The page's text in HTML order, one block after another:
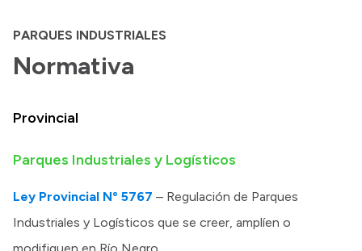
Misión
¿Qué hacemos?
Normativa
Transparencia
PARQUES INDUSTRIALES
Normativa
Provincial
Parques Industriales y Logísticos
Ley Provincial Nº 5767 – Regulación de Parques
Industriales y Logísticos que se creer, amplíen o